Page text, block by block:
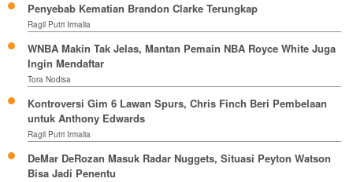
Penyebab Kematian Brandon Clarke Terungkap
Ragil Putri Irmalia
WNBA Makin Tak Jelas, Mantan Pemain NBA Royce White Juga
Ingin Mendaftar
Tora Nodisa
Kontroversi Gim 6 Lawan Spurs, Chris Finch Beri Pembelaan
untuk Anthony Edwards
Ragil Putri Irmalia
DeMar DeRozan Masuk Radar Nuggets, Situasi Peyton Watson
Bisa Jadi Penentu